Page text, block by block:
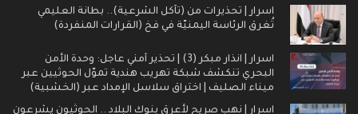
اسرار | تحذيرات من (تآكل الشرعية).. بطانة العليمي
تُغرق الرئاسة اليمنيّة في فخ (القرارات المنفردة)
اسرار | انذار مبكر (3) | تحذير أمني عاجل: وحدة الأمن
البحري تنكشف شبكة تهريب هندية تموّل الحوثيين عبر
ميناء الصليف | اختراق سلاسل الإمداد عبر (الخشبية)
اسرار | نهب صريح لأعرق بنوك البلاد .. الحوثيون يشرعون